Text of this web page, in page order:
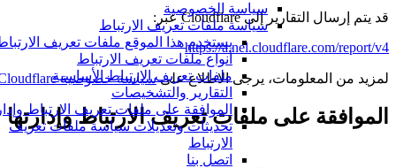
سياسة الخصوصية
سياسة ملفات تعريف الارتباط
يستخدم هذا الموقع ملفات تعريف الارتباط
أنواع ملفات تعريف الارتباط
ملفات تعريف الارتباط الأساسية
التقارير والتشخيصات
الموافقة على ملفات تعريف الارتباط
تحديثات وتعديلات سياسة ملفات تعريف
الارتباط
اتصل بنا
قد يتم إرسال التقارير إلى Cloudflare عبر:
https://a.nel.cloudflare.com/report/v4
لمزيد من المعلومات، يرجى الاطلاع علىسياسة خصوصية Cloudflare .
الموافقة على ملفات تعريف الارتباط وإدارتها